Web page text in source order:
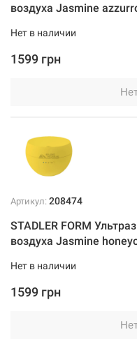
воздуха Jasmine
Нет в наличии
1599 грн
Артикул: 208474
STADLER FORM
воздуха Jasmine
Нет в наличии
1599 грн